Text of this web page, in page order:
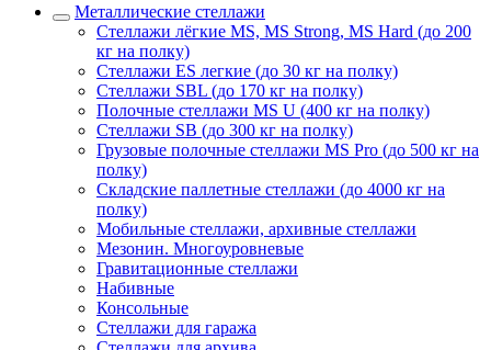
Металлические стеллажи
Стеллажи лёгкие MS, MS Strong, MS Hard (до 200
кг на полку)
Стеллажи ES легкие (до 30 кг на полку)
Стеллажи SBL (до 170 кг на полку)
Полочные стеллажи MS U (400 кг на полку)
Стеллажи SB (до 300 кг на полку)
Грузовые полочные стеллажи MS Pro (до 500 кг на
полку)
Складские паллетные стеллажи (до 4000 кг на
полку)
Мобильные стеллажи, архивные стеллажи
Мезонин. Многоуровневые
Гравитационные стеллажи
Набивные
Консольные
Стеллажи для гаража